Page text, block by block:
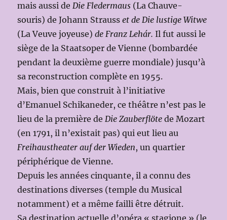
mais aussi deDie Fledermaus (La Chauve-
souris) de Johann Strauss et de Die lustige Witwe
(La Veuve joyeuse)de Franz Lehár.Il fut aussi le
siège de la Staatsoper de Vienne (bombardée
pendant la deuxième guerre mondiale) jusqu’à
sa reconstruction complète en 1955.
Mais, bien que construit à l’initiative
d’Emanuel Schikaneder, ce théâtre n’est pas le
lieu de la première deDie Zauberflöte de Mozart
(en 1791, il n’existait pas) qui eut lieu au
Freihaustheater auf der Wieden, un quartier
périphérique de Vienne.
Depuis les années cinquante, il a connu des
destinations diverses (temple du Musical
notamment) et a même failli être détruit.